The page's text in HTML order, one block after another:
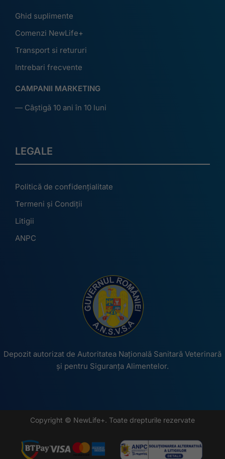
Ghid suplimente
Comenzi NewLife+
Transport si retururi
Intrebari frecvente
CAMPANII MARKETING
— Câștigă 10 ani în 10 luni
LEGALE
Politică de confidențialitate
Termeni și Condiții
Litigii
ANPC
Depozit autorizat de Autoritatea Națională Sanitară Veterinară
și pentru Siguranța Alimentelor.
Copyright © NewLife+. Toate drepturile rezervate